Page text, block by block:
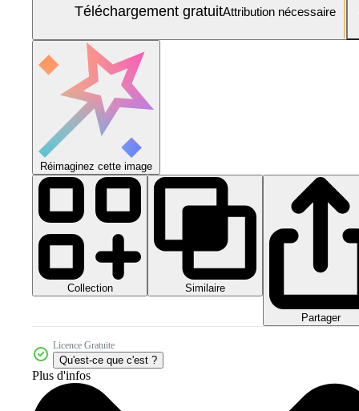
Téléchargement gratuitAttribution nécessaire
Réimaginez cette image
Collection Similaire
Partager
Licence Gratuite
Qu'est-ce que c'est ?
Plus d'infos